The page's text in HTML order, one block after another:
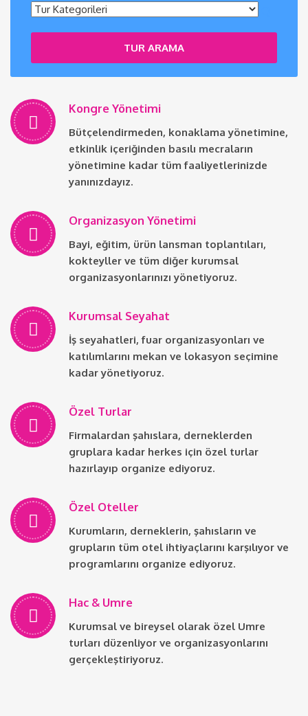
TUR ARAMA
Kongre Yönetimi
Bütçelendirmeden, konaklama yönetimine,
etkinlik içeriğinden basılı mecraların
yönetimine kadar tüm faaliyetlerinizde
yanınızdayız.
Organizasyon Yönetimi
Bayi, eğitim, ürün lansman toplantıları,
kokteyller ve tüm diğer kurumsal
organizasyonlarınızı yönetiyoruz.
Kurumsal Seyahat
İş seyahatleri, fuar organizasyonları ve
katılımlarını mekan ve lokasyon seçimine
kadar yönetiyoruz.
Özel Turlar
Firmalardan şahıslara, derneklerden
gruplara kadar herkes için özel turlar
hazırlayıp organize ediyoruz.
Özel Oteller
Kurumların, derneklerin, şahısların ve
grupların tüm otel ihtiyaçlarını karşılıyor ve
programlarını organize ediyoruz.
Hac & Umre
Kurumsal ve bireysel olarak özel Umre
turları düzenliyor ve organizasyonlarını
gerçekleştiriyoruz.